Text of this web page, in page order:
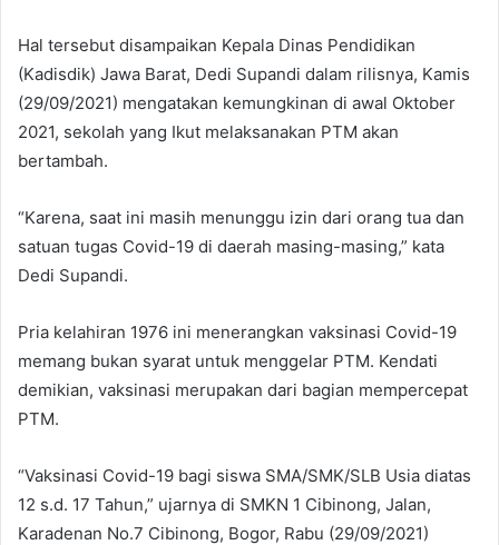
Hal tersebut disampaikan Kepala Dinas Pendidikan
(Kadisdik) Jawa Barat, Dedi Supandi dalam rilisnya, Kamis
(29/09/2021) mengatakan kemungkinan di awal Oktober
2021, sekolah yang Ikut melaksanakan PTM akan
bertambah.
“Karena, saat ini masih menunggu izin dari orang tua dan
satuan tugas Covid-19 di daerah masing-masing,” kata
Dedi Supandi.
Pria kelahiran 1976 ini menerangkan vaksinasi Covid-19
memang bukan syarat untuk menggelar PTM. Kendati
demikian, vaksinasi merupakan dari bagian mempercepat
PTM.
“Vaksinasi Covid-19 bagi siswa SMA/SMK/SLB Usia diatas
12 s.d. 17 Tahun,” ujarnya di SMKN 1 Cibinong, Jalan,
Karadenan No.7 Cibinong, Bogor, Rabu (29/09/2021)